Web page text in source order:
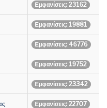
Εμφανίσεις: 23162
Εμφανίσεις: 19881
Εμφανίσεις: 46776
Εμφανίσεις: 19752
Εμφανίσεις: 23342
Εμφανίσεις: 22707